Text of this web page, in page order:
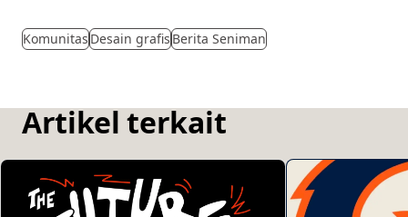
KomunitasDesain grafisBerita Seniman
Artikel terkait